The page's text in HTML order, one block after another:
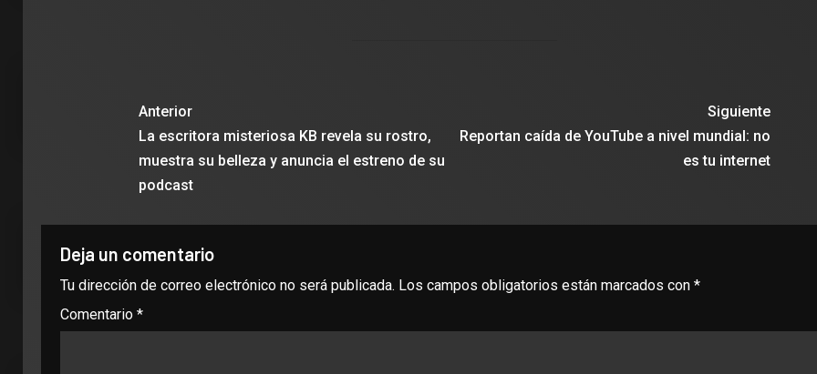
Anterior
La escritora misteriosa KB revela su rostro,
muestra su belleza y anuncia el estreno de su
podcast
Siguiente
Reportan caída de YouTube a nivel mundial: no
es tu internet
Deja un comentario
Tu dirección de correo electrónico no será publicada. Los campos obligatorios están marcados con *
Comentario *